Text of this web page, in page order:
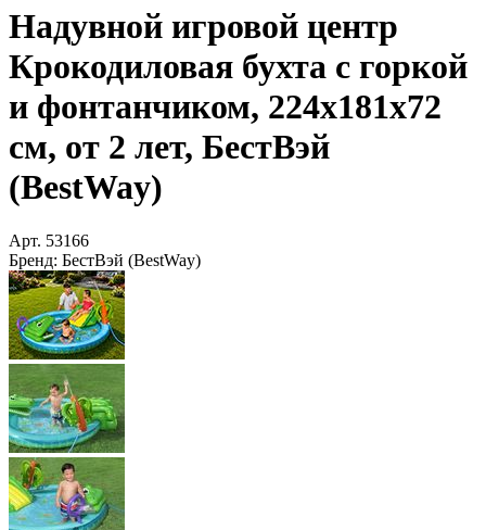
Надувной игровой центр
Крокодиловая бухта с горкой
и фонтанчиком, 224х181х72
см, от 2 лет, БестВэй
(BestWay)
Арт. 53166
Бренд: БестВэй (BestWay)